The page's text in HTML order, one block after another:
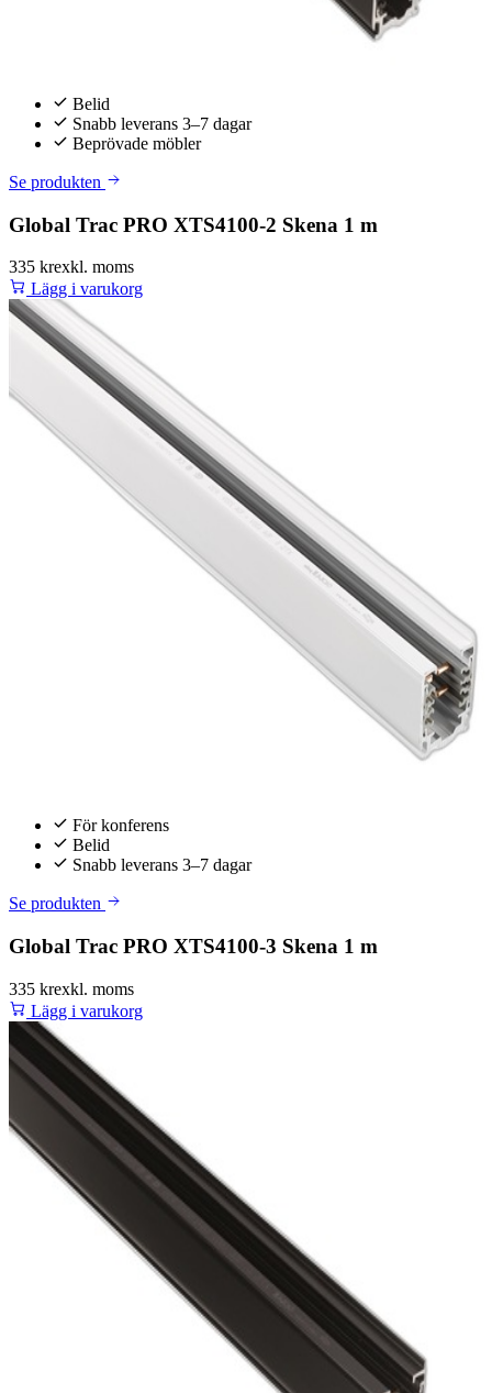
Belid
Snabb leverans 3–7 dagar
Beprövade möbler
Se produkten
Global Trac PRO XTS4100-2 Skena 1 m
335 krexkl. moms
Lägg i varukorg
För konferens
Belid
Snabb leverans 3–7 dagar
Se produkten
Global Trac PRO XTS4100-3 Skena 1 m
335 krexkl. moms
Lägg i varukorg